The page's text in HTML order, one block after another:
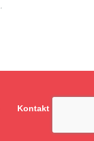
Kontakt